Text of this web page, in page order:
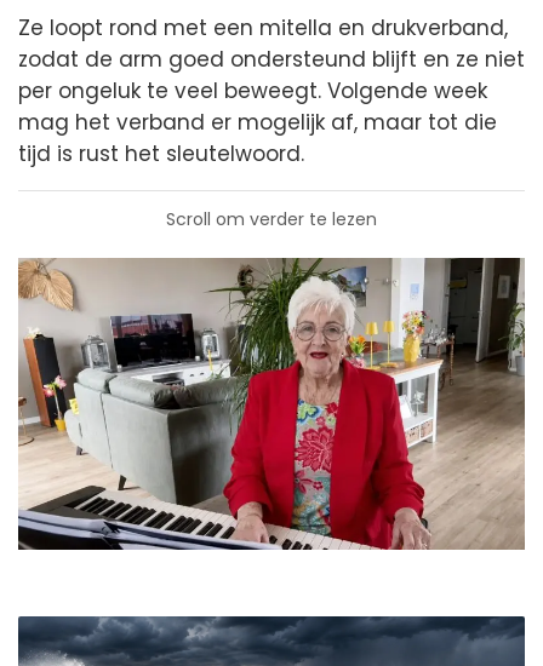
Ze loopt rond met een mitella en drukverband,
zodat de arm goed ondersteund blijft en ze niet
per ongeluk te veel beweegt. Volgende week
mag het verband er mogelijk af, maar tot die
tijd is rust het sleutelwoord.
Scroll om verder te lezen